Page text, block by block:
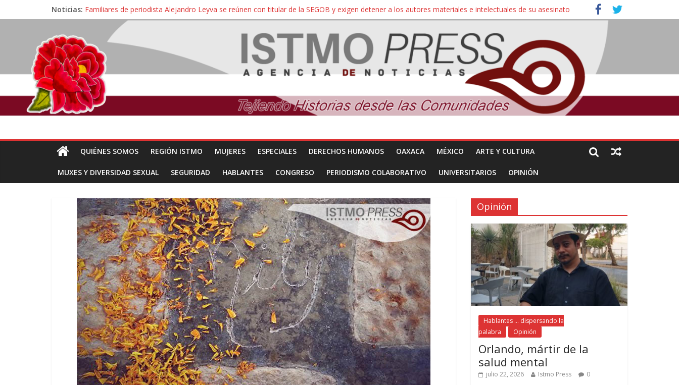
Noticias: Ángel, el joven autista expulsado por la Universidad Bienestar de Ixtepec, Oaxaca vuelve a las aulas tras amparo
Familiares de periodista Alejandro Leyva se reúnen con titular de la SEGOB y exigen detener a los autores materiales e intelectuales de su asesinato
Alertan pescadores de Juchitán, Oaxaca de nuevo despojo de su territorio para construir un parque eólico
Pescadores y comuneros ikoots detienen la extracción ilegal de material pétreo de gravera Oyamel
Un nuevo derrame de hidrocarburo afecta a Salina Cruz, Oaxaca; ahora pescadores de Salinas del Marqués denuncian daños de Pemex
QUIÉNES SOMOS REGIÓN ISTMO MUJERES ESPECIALES DERECHOS HUMANOS OAXACA MÉXICO ARTE Y CULTURA
MUXES Y DIVERSIDAD SEXUAL SEGURIDAD HABLANTES CONGRESO PERIODISMO COLABORATIVO UNIVERSITARIOS OPINIÓN
Opinión
Hablantes ... dispersando la
palabra
Opinión
Orlando, mártir de la
salud mental
julio 22, 2026 Istmo Press 0